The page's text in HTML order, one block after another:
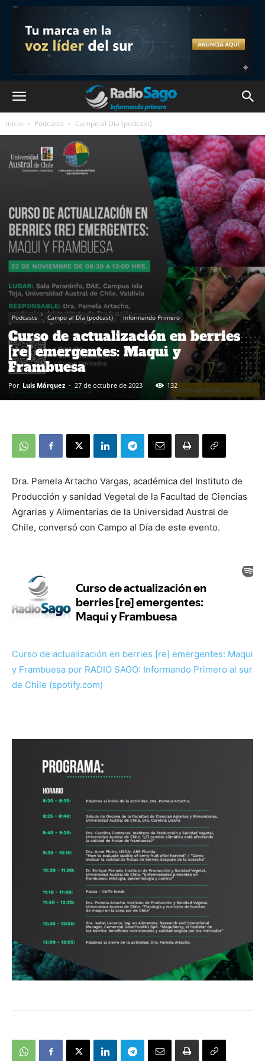
Inicio Podcasts Campo al Día (podcast)
Podcasts Campo al Día (podcast) Informando Primero
Curso de actualización en berries
[re] emergentes: Maqui y
Frambuesa
Por Luis Márquez - 27 de octubre de 2023 132
Dra. Pamela Artacho Vargas, académica del Instituto de
Producción y sanidad Vegetal de la Facultad de Ciencias
Agrarias y Alimentarias de la Universidad Austral de
Chile, conversó con Campo al Día de este evento.
Curso de actualización en berries [re] emergentes: Maqui
y Frambuesa por RADIO SAGO: Informando Primero al sur
de Chile (spotify.com)